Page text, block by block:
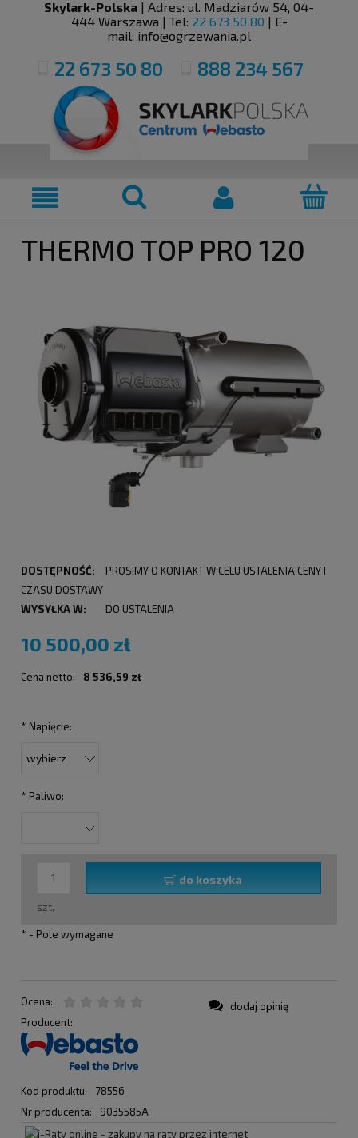
Skylark-Polska | Adres: ul. Madziarów 54, 04-
444 Warszawa | Tel: 22 673 50 80 | E-
mail: info@ogrzewania.pl
22 673 50 80 888 234 567
THERMO TOP PRO 120
DOSTĘPNOŚĆ:
PROSIMY O KONTAKT W CELU USTALENIA CENY I
CZASU DOSTAWY
WYSYŁKA W:
DO USTALENIA
10 500,00 zł
Cena netto: 8 536,59 zł
* Napięcie:
* Paliwo:
szt.
do koszyka
* - Pole wymagane
Ocena:
Producent:
Kod produktu:
78556
Nr producenta:
9035585A
dodaj opinię